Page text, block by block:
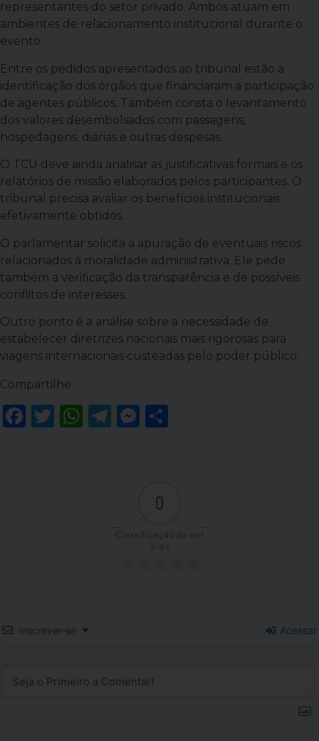
representantes do setor privado. Ambos atuam em
ambientes de relacionamento institucional durante o
evento.
Entre os pedidos apresentados ao tribunal estão a
identificação dos órgãos que financiaram a participação
de agentes públicos. Também consta o levantamento
dos valores desembolsados com passagens,
hospedagens, diárias e outras despesas.
O TCU deve ainda analisar as justificativas formais e os
relatórios de missão elaborados pelos participantes. O
tribunal precisa avaliar os benefícios institucionais
efetivamente obtidos.
O parlamentar solicita a apuração de eventuais riscos
relacionados à moralidade administrativa. Ele pede
também a verificação da transparência e de possíveis
conflitos de interesses.
Outro ponto é a análise sobre a necessidade de
estabelecer diretrizes nacionais mais rigorosas para
viagens internacionais custeadas pelo poder público.
Compartilhe
Facebook
Twitter
WhatsApp
Telegram
Messenger
0
Classificação da not
Inscrever-se Acessar